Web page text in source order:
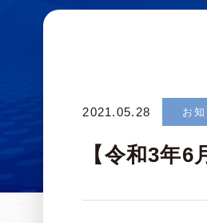
2021.05.28 お
【令和3年